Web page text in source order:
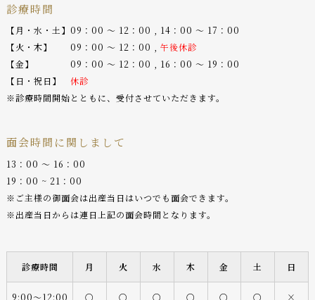
診療時間
【月・水・土】09：00 〜 12：00 , 14：00 〜 17：00
【火・木】 09：00 〜 12：00 , 午後休診
【金】 09：00 〜 12：00 , 16：00 〜 19：00
【日・祝日】 休診
※診療時間開始とともに、受付させていただきます。
面会時間に関しまして
13：00 〜 16：00
19：00 ~ 21：00
※ご主様の御面会は出産当日はいつでも面会できます。
※出産当日からは連日上記の面会時間となります。
診療時間 月 火 水 木 金 土 日
9:00〜12:00 ○ ○ ○ ○ ○ ○ ×